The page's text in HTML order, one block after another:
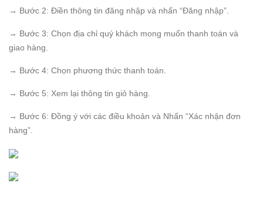
→ Bước 2: Điền thông tin đăng nhập và nhấn “Đăng nhập”.
→ Bước 3: Chọn địa chỉ quý khách mong muốn thanh toán và
giao hàng.
→ Bước 4: Chọn phương thức thanh toán.
→ Bước 5: Xem lại thông tin giỏ hàng.
→ Bước 6: Đồng ý với các điều khoản và Nhấn “Xác nhận đơn
hàng”.